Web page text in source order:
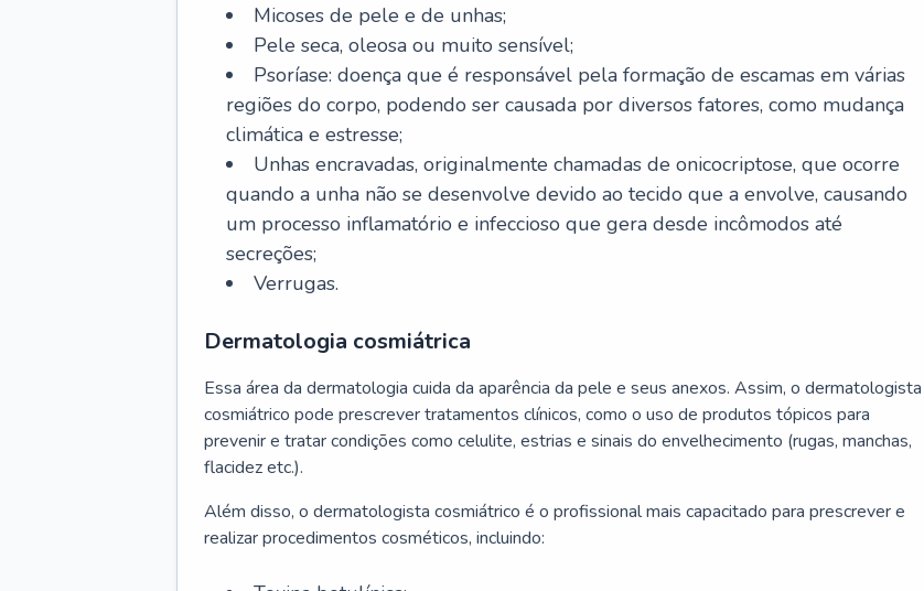
Micoses de pele e de unhas;
Pele seca, oleosa ou muito sensível;
Psoríase: doença que é responsável pela formação de escamas em várias
regiões do corpo, podendo ser causada por diversos fatores, como mudança
climática e estresse;
Unhas encravadas, originalmente chamadas de onicocriptose, que ocorre
quando a unha não se desenvolve devido ao tecido que a envolve, causando
um processo inflamatório e infeccioso que gera desde incômodos até
secreções;
Verrugas.
Dermatologia cosmiátrica
Essa área da dermatologia cuida da aparência da pele e seus anexos. Assim, o dermatologista
cosmiátrico pode prescrever tratamentos clínicos, como o uso de produtos tópicos para
prevenir e tratar condições como celulite, estrias e sinais do envelhecimento (rugas, manchas,
flacidez etc.).
Além disso, o dermatologista cosmiátrico é o profissional mais capacitado para prescrever e
realizar procedimentos cosméticos, incluindo: